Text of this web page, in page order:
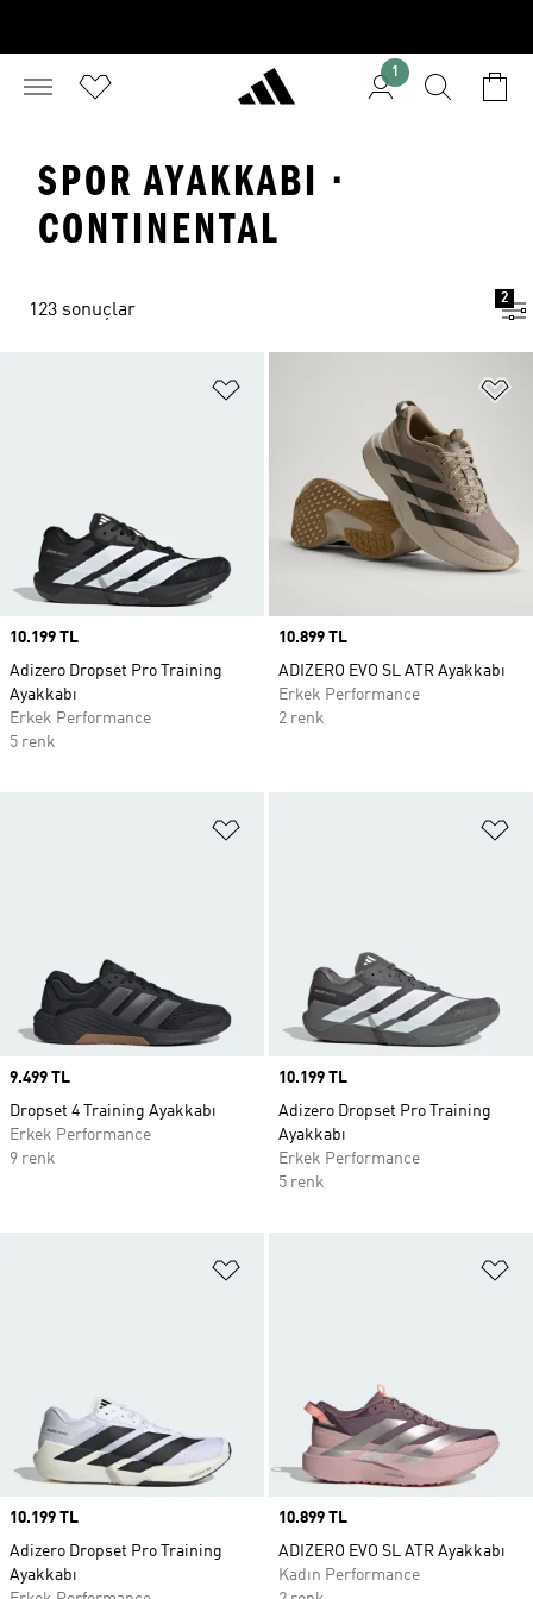
1
SPOR AYAKKABI ·
CONTINENTAL
123 sonuçlar
2
Price
10.199 TL
Adizero Dropset Pro Training
Ayakkabı
Erkek Performance
5 renk
Price
10.899 TL
ADIZERO EVO SL ATR Ayakkabı
Erkek Performance
2 renk
Price
9.499 TL
Dropset 4 Training Ayakkabı
Erkek Performance
9 renk
Price
10.199 TL
Adizero Dropset Pro Training
Ayakkabı
Erkek Performance
5 renk
Price
10.199 TL
Adizero Dropset Pro Training
Ayakkabı
Price
10.899 TL
ADIZERO EVO SL ATR Ayakkabı
Kadın Performance